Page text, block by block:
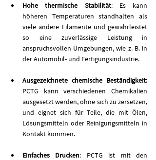
Hohe thermische Stabilität: Es kann
höheren Temperaturen standhalten als
viele andere Filamente und gewährleistet
so eine zuverlässige Leistung in
anspruchsvollen Umgebungen, wie z. B. in
der Automobil- und Fertigungsindustrie.
Ausgezeichnete chemische Beständigkeit:
PCTG kann verschiedenen Chemikalien
ausgesetzt werden, ohne sich zu zersetzen,
und eignet sich für Teile, die mit Ölen,
Lösungsmitteln oder Reinigungsmitteln in
Kontakt kommen.
Einfaches Drucken: PCTG ist mit den